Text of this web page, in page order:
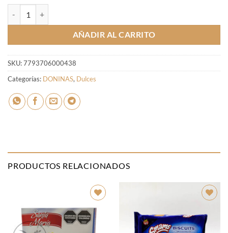
AÑADIR AL CARRITO
SKU:7793706000438
Categorías: DONINAS, Dulces
PRODUCTOS RELACIONADOS
Añadir
a la
lista de
deseos
a la
lista de
deseos